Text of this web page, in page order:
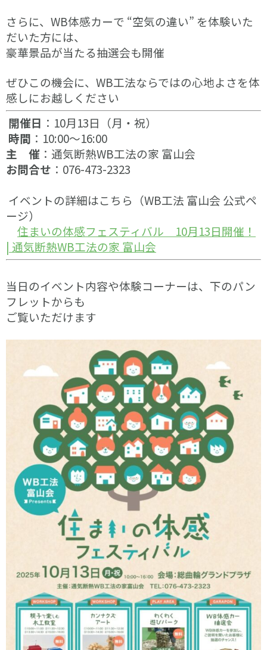
会社情報
さらに、WB体感カーで “空気の違い” を体験いた
だいた方には、
豪華景品が当たる抽選会も開催
ぜひこの機会に、WB工法ならではの心地よさを体
感しにお越しください
開催日 ：10月13日（月・祝）
時間 ：10:00～16:00
主 催 ：通気断熱WB工法の家 富山会
お問合せ ：076-473-2323
イベントの詳細はこちら（WB工法 富山会 公式ペ
ージ）
住まいの体感フェスティバル 10月13日開催！
| 通気断熱WB工法の家 富山会
当日のイベント内容や体験コーナーは、下のパン
フレットからも
ご覧いただけます